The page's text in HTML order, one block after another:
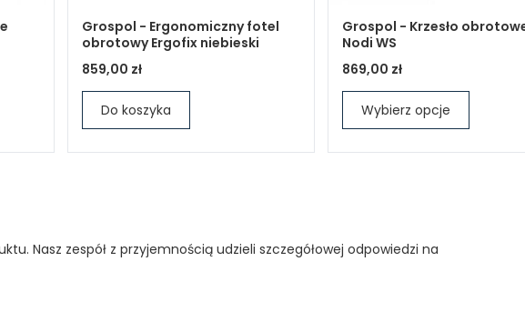
Grospol - Ergonomiczny fotel
obrotowy Ergofix niebieski
859,00 zł
Do koszyka
Grospol - Krzesło
Nodi WS
869,00 zł
Wybierz opcje
Nasz zespół z przyjemnością udzieli szczegółowej odpowiedzi na